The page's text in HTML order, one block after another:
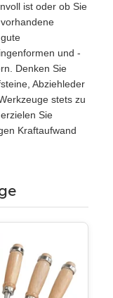
ist oder ob Sie
und -
Denken Sie
Abziehleder
stets zu
Sie
Kraftaufwand